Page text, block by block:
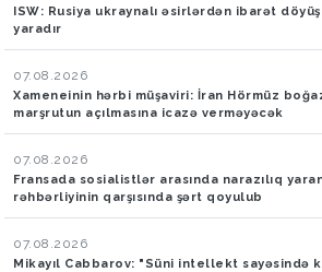
ISW: Rusiya ukraynalı əsirlərdən ibarət
yaradır
07.08.2026
Xameneinin hərbi müşaviri: İran Hörmüz
marşrutun açılmasına icazə verməyəcək
07.08.2026
Fransada sosialistlər arasında narazılıq
rəhbərliyinin qarşısında şərt qoyulub
07.08.2026
Mikayıl Cabbarov: "Süni intellekt sayəsində